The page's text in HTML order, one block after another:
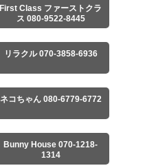
First Class ファーストクラ
ス 080-9522-8445
リラクル 070-3858-6936
ネコちゃん 080-6779-6772
Bunny House 070-1218-
1314